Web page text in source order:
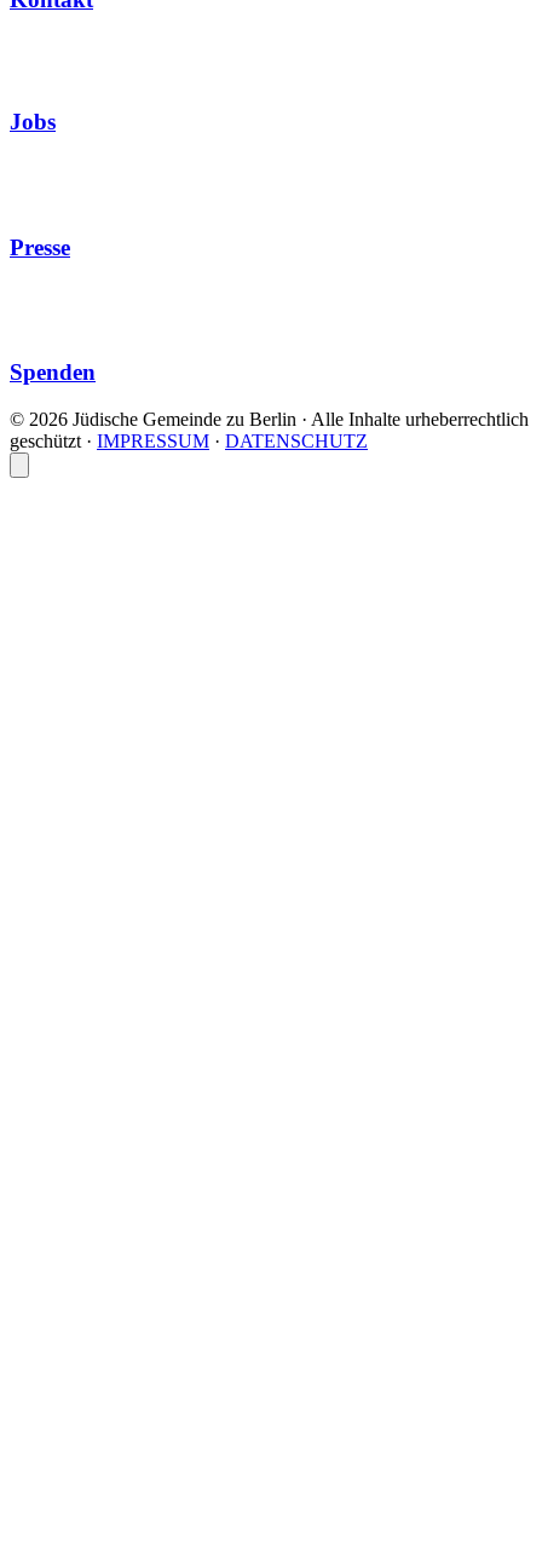
Jobs
Presse
Spenden
© 2026 Jüdische Gemeinde zu Berlin · Alle Inhalte urheberrechtlich
geschützt · IMPRESSUM · DATENSCHUTZ